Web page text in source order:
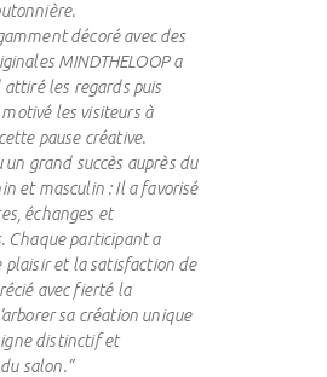
décoré avec des
MINDTHELOOP a
attiré les regards puis
les visiteurs à
pause créative.
un grand succès auprès du
et masculin : Il a favorisé
échanges et
Chaque participant a
plaisir et la satisfaction de
avec fierté la
sa création unique
distinctif et
salon.”